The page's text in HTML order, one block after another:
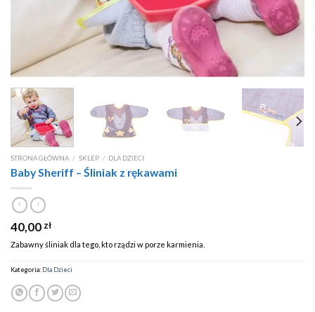
STRONA GŁÓWNA / SKLEP / DLA DZIECI
Baby Sheriff – Śliniak z rękawami
40,00 zł
Zabawny śliniak dla tego, kto rządzi w porze karmienia.
Kategoria: Dla Dzieci